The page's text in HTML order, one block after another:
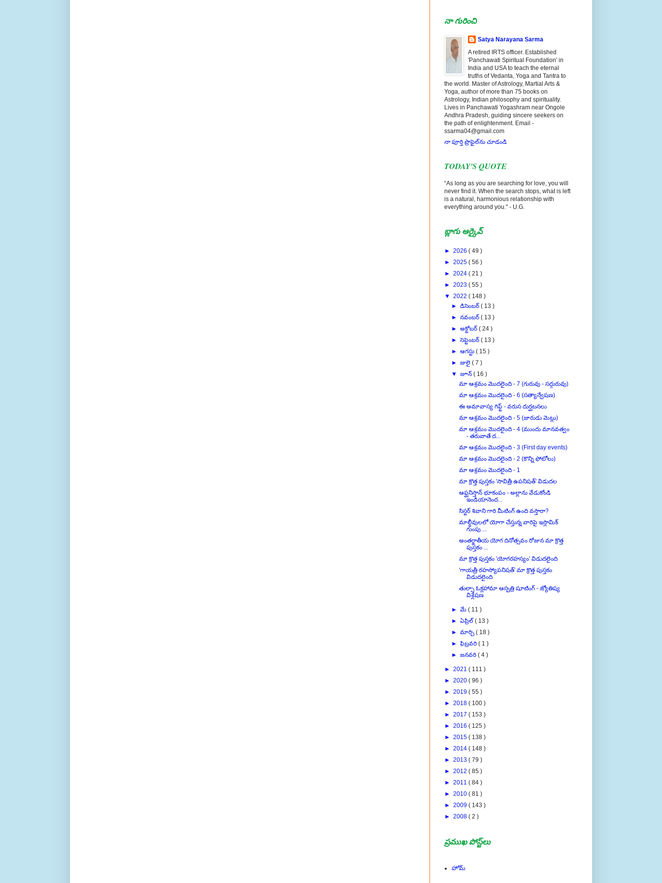
A retired IRTS officer. Established
'Panchawati Spiritual Foundation' in
India and USA to teach the eternal
truths of Vedanta, Yoga and Tantra to
the world. Master of Astrology, Martial Arts &
Yoga, author of more than 75 books on
Astrology, Indian philosophy and spirituality.
Lives in Panchawati Yogashram near Ongole
Andhra Pradesh, guiding sincere seekers on
the path of enlightenment. Email -
ssarma04@gmail.com
నా పూర్తి ప్రొఫైల్‌ను చూడండి
never find it. When the search stops, what is left
is a natural, harmonious relationship with
everything around you." - U.G.
► 2025 ( 56 )
► 2024 ( 21 )
► 2023 ( 55 )
▼ 2022 ( 148 )
►డిసెంబర్( 13 )
►నవంబర్( 13 )
►అక్టోబర్( 24 )
►సెప్టెంబర్ ( 13 )
►ఆగస్టు( 15 )
►జులై( 7 )
▼జూన్( 16 )
మా ఆశ్రమం మొదలైంది - 7 (గురువు - సద్గురువు)
మా ఆశ్రమం మొదలైంది - 6 (సత్యాన్వేషణ)
ఈ అమావాస్య గిఫ్ట్ - వరుస దుర్ఘటనలు
మా ఆశ్రమం మొదలైంది - 5 (జారుడు మెట్లు)
మా ఆశ్రమం మొదలైంది - 4 (ముందు మానవత్వం
- తరువాతే ద...
మా ఆశ్రమం మొదలైంది - 3 (First day events)
మా ఆశ్రమం మొదలైంది - 2 (కొన్ని ఫోటోలు)
మా ఆశ్రమం మొదలైంది - 1
మా క్రొత్త పుస్తకం 'సావిత్రీ ఉపనిషత్' విడుదల
ఆఫ్ఘనిస్తాన్ భూకంపం - అల్లాను వేడుకోండి
ఇండియానెంద...
సిస్టర్ శివాని గారి మీటింగ్ ఉంది వస్తారా?
మాల్దీవులలో యోగా చేస్తున్న వారిపై ఇస్లామిక్
గుంపు ...
అంతర్జాతీయ యోగ దినోత్సవం రోజున మా క్రొత్త
పుస్తకం ...
మా క్రొత్త పుస్తకం 'యోగరహస్యం' విడుదలైంది
'గాయత్రీ రహస్యోపనిషత్' మా క్రొత్త పుస్తకం
విడుదలైంది
తుల్సా ఓక్లహామా ఆస్పత్రి షూటింగ్ - జ్యోతిష్య
విశ్లేషణ
( 11 )
►ఏప్రిల్( 13 )
►మార్చి( 18 )
►ఫిబ్రవరి ( 1 )
►జనవరి ( 4 )
( 111 )
► 2020 ( 96 )
► 2019 ( 55 )
► 2018 ( 100 )
► 2017 ( 153 )
► 2016 ( 125 )
► 2015 ( 138 )
► 2014 ( 148 )
► 2013 ( 79 )
► 2012 ( 85 )
► 2011 ( 84 )
► 2010 ( 81 )
► 2009 ( 143 )
► 2008 ( 2 )